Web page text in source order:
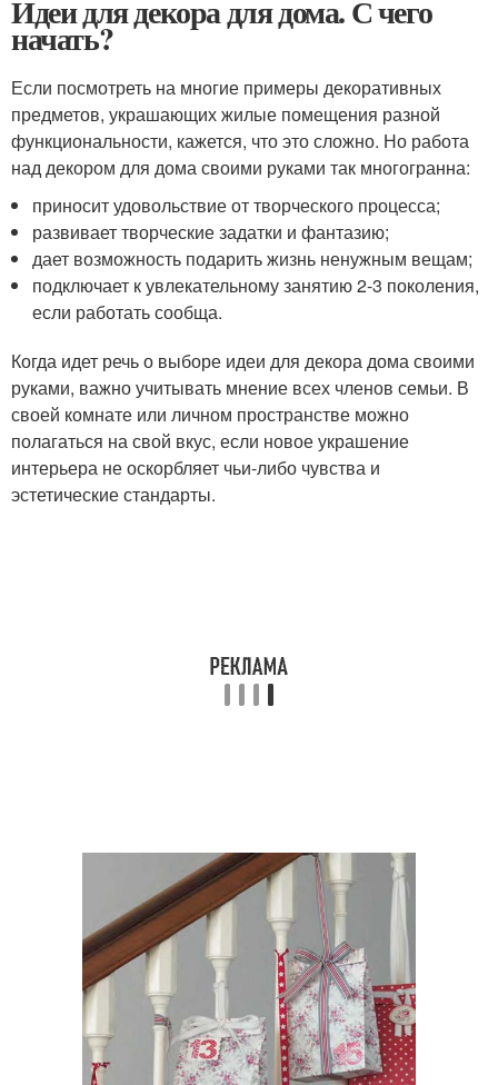
Идеи для декора для дома. С чего
начать?
Если посмотреть на многие примеры декоративных
предметов, украшающих жилые помещения разной
функциональности, кажется, что это сложно. Но работа
над декором для дома своими руками так многогранна:
приносит удовольствие от творческого процесса;
развивает творческие задатки и фантазию;
дает возможность подарить жизнь ненужным вещам;
подключает к увлекательному занятию 2-3 поколения,
если работать сообща.
Когда идет речь о выборе идеи для декора дома своими
руками, важно учитывать мнение всех членов семьи. В
своей комнате или личном пространстве можно
полагаться на свой вкус, если новое украшение
интерьера не оскорбляет чьи-либо чувства и
эстетические стандарты.